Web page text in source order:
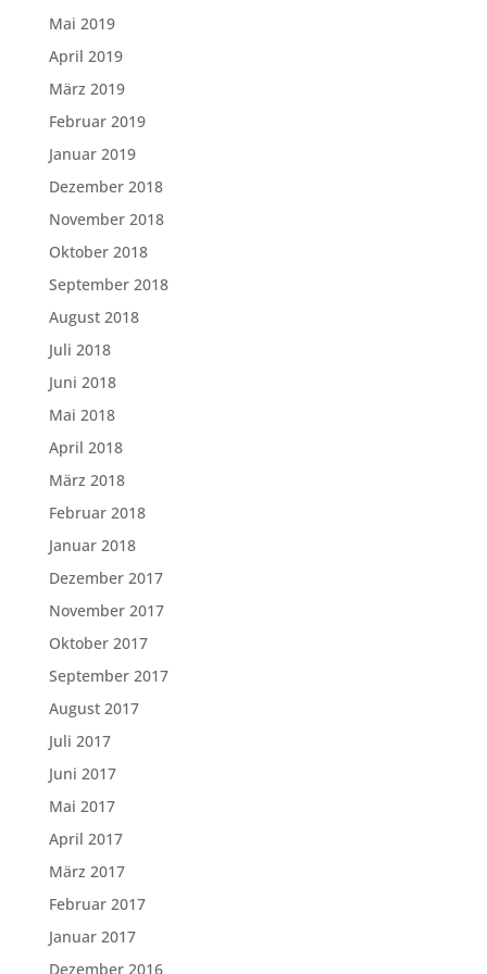
Mai 2019
April 2019
März 2019
Februar 2019
Januar 2019
Dezember 2018
November 2018
Oktober 2018
September 2018
August 2018
Juli 2018
Juni 2018
Mai 2018
April 2018
März 2018
Februar 2018
Januar 2018
Dezember 2017
November 2017
Oktober 2017
September 2017
August 2017
Juli 2017
Juni 2017
Mai 2017
April 2017
März 2017
Februar 2017
Januar 2017
Dezember 2016